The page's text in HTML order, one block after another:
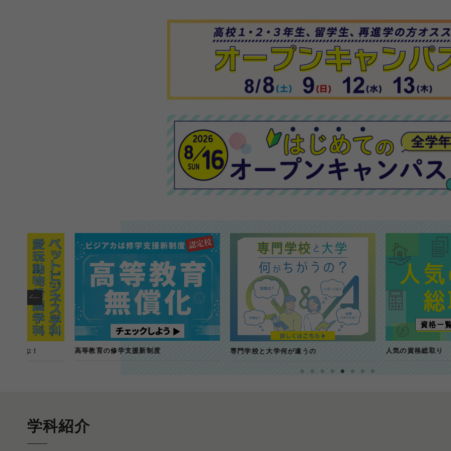
高等教育の修学支援新制度 専門学校と大学何が違うの 人気の資格総取り
学科紹介